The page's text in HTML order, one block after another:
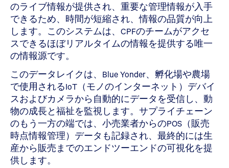
のライブ情報が提供され、重要な管理情報が入手
できるため、時間が短縮され、情報の品質が向上
します。このシステムは、CPFのチームがアクセ
スできるほぼリアルタイムの情報を提供する唯一
の情報源です。
このデータレイクは、Blue Yonder、孵化場や農場
で使用されるIoT（モノのインターネット）デバイ
スおよびカメラから自動的にデータを受信し、動
物の成長と福祉を監視します。サプライチェーン
のもう一方の端では、小売業者からのPOS（販売
時点情報管理）データも記録され、最終的には生
産から販売までのエンドツーエンドの可視化を提
供します。